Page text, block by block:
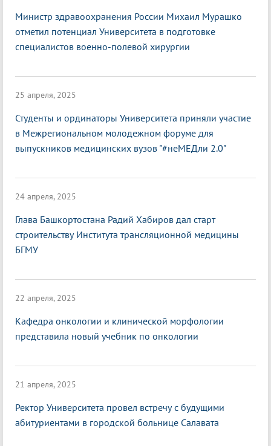
Министр здравоохранения России Михаил Мурашко
отметил потенциал Университета в подготовке
специалистов военно-полевой хирургии
25 апреля, 2025
Студенты и ординаторы Университета приняли участие
в Межрегиональном молодежном форуме для
выпускников медицинских вузов "#неМЕДли 2.0"
24 апреля, 2025
Глава Башкортостана Радий Хабиров дал старт
строительству Института трансляционной медицины
БГМУ
22 апреля, 2025
Кафедра онкологии и клинической морфологии
представила новый учебник по онкологии
21 апреля, 2025
Ректор Университета провел встречу с будущими
абитуриентами в городской больнице Салавата